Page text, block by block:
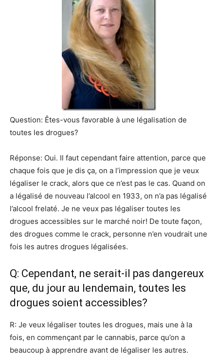
Question: Êtes-vous favorable à une légalisation de
toutes les drogues?
Réponse: Oui. Il faut cependant faire attention, parce que
chaque fois que je dis ça, on a l’impression que je veux
légaliser le crack, alors que ce n’est pas le cas. Quand on
a légalisé de nouveau l’alcool en 1933, on n’a pas légalisé
l’alcool frelaté. Je ne veux pas légaliser toutes les
drogues accessibles sur le marché noir! De toute façon,
des drogues comme le crack, personne n’en voudrait une
fois les autres drogues légalisées.
Q: Cependant, ne serait-il pas dangereux
que, du jour au lendemain, toutes les
drogues soient accessibles?
R: Je veux légaliser toutes les drogues, mais une à la
fois, en commençant par le cannabis, parce qu’on a
beaucoup à apprendre avant de légaliser les autres.